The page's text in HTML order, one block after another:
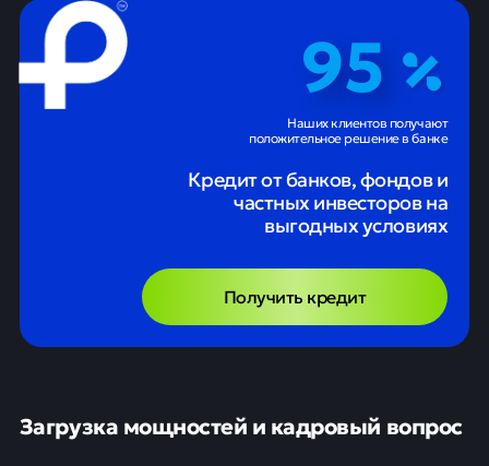
95
Наших клиентов получают
положительное решение в банке
Кредит от банков, фондов и
частных инвесторов на
выгодных условиях
Получить кредит
Загрузка мощностей и кадровый вопрос